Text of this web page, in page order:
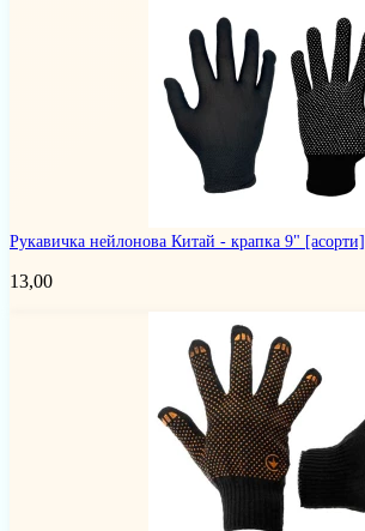
Рукавичка нейлонова Китай - крапка 9" [асорти]
13,00